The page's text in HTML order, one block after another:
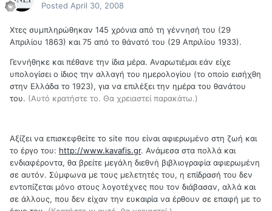
Posted April 30, 2008
Χτες συμπληρώθηκαν 145 χρόνια από τη γέννησή του (29
Απριλίου 1863) και 75 από το θάνατό του (29 Απριλίου 1933).
Γεννήθηκε και πέθανε την ίδια μέρα. Αναρωτιέμαι εάν είχε
υπολογίσει ο ίδιος την αλλαγή του ημερολογίου (το οποίο εισήχθη
στην Ελλάδα το 1923), για να επιλέξει την ημέρα του θανάτου
του. (Αυτό κρατήστε το. Θα χρειαστεί παρακάτω.)
Αξίζει να επισκεφθείτε το site που είναι αφιερωμένο στη ζωή και
το έργο του: http://www.kavafis.gr. Ανάμεσα στα πολλά και
ενδιαφέροντα, θα βρείτε μεγάλη διεθνή βιβλιογραφία αφιερωμένη
σε αυτόν. Σύμφωνα με τους μελετητές του, η επίδρασή του δεν
εντοπίζεται μόνο στους λογοτέχνες που τον διάβασαν, αλλά και
σε άλλους, που δεν είχαν την ευκαιρία να έρθουν σε επαφή με το